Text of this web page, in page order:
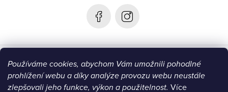
Používáme cookies, abychom Vám umožnili pohodlné
prohlížení webu a díky analýze provozu webu neustále
zlepšovali jeho funkce, výkon a použitelnost. Více
Informace
Blog